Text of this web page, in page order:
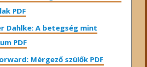
PDF
Dahlke: A betegség mint
PDF
Mérgező szülők PDF